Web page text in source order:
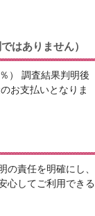
はありません）
） 調査結果判明後
お支払いとなりま
責任を明確にし、
心してご利用できる